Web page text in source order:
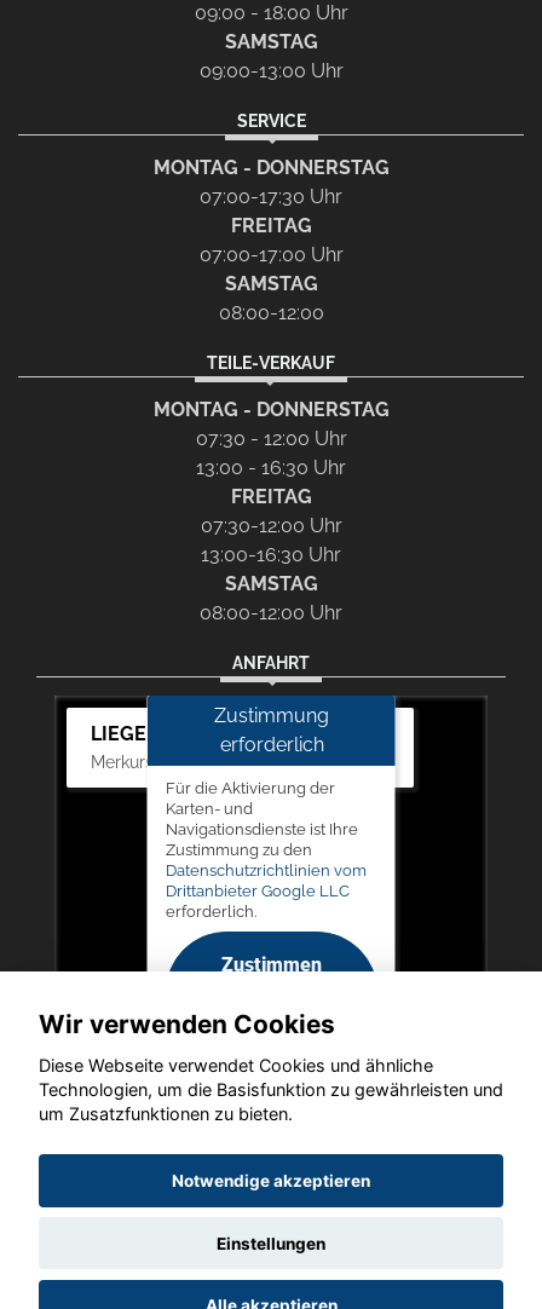
09:00 - 18:00 Uhr
SAMSTAG
09:00-13:00 Uhr
SERVICE
MONTAG - DONNERSTAG
07:00-17:30 Uhr
FREITAG
07:00-17:00 Uhr
SAMSTAG
08:00-12:00
TEILE-VERKAUF
MONTAG - DONNERSTAG
07:30 - 12:00 Uhr
13:00 - 16:30 Uhr
FREITAG
07:30-12:00 Uhr
13:00-16:30 Uhr
SAMSTAG
08:00-12:00 Uhr
ANFAHRT
LIEGERT & BÖSKEN Automobile
Merkurstr. 11, 67663 Kaiserslautern
Zustimmung
erforderlich
Für die Aktivierung der
Karten- und
Navigationsdienste ist Ihre
Zustimmung zu den
Datenschutzrichtlinien vom
Drittanbieter Google LLC
erforderlich.
Zustimmen
aktivieren
Copyright © 2026. LIEGERT & BÖSKEN Automobile
Datenschutz Impressum AGB
Wir verwenden Cookies
Diese Webseite verwendet Cookies und ähnliche
Technologien, um die Basisfunktion zu gewährleisten und
um Zusatzfunktionen zu bieten.
Notwendige akzeptieren
Einstellungen